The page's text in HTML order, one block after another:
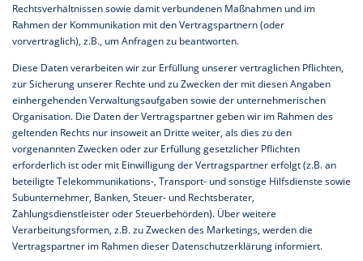
Rechtsverhältnissen sowie damit verbundenen Maßnahmen und im
Rahmen der Kommunikation mit den Vertragspartnern (oder
vorvertraglich), z.B., um Anfragen zu beantworten.
Diese Daten verarbeiten wir zur Erfüllung unserer vertraglichen Pflichten,
zur Sicherung unserer Rechte und zu Zwecken der mit diesen Angaben
einhergehenden Verwaltungsaufgaben sowie der unternehmerischen
Organisation. Die Daten der Vertragspartner geben wir im Rahmen des
geltenden Rechts nur insoweit an Dritte weiter, als dies zu den
vorgenannten Zwecken oder zur Erfüllung gesetzlicher Pflichten
erforderlich ist oder mit Einwilligung der Vertragspartner erfolgt (z.B. an
beteiligte Telekommunikations-, Transport- und sonstige Hilfsdienste sowie
Subunternehmer, Banken, Steuer- und Rechtsberater,
Zahlungsdienstleister oder Steuerbehörden). Über weitere
Verarbeitungsformen, z.B. zu Zwecken des Marketings, werden die
Vertragspartner im Rahmen dieser Datenschutzerklärung informiert.